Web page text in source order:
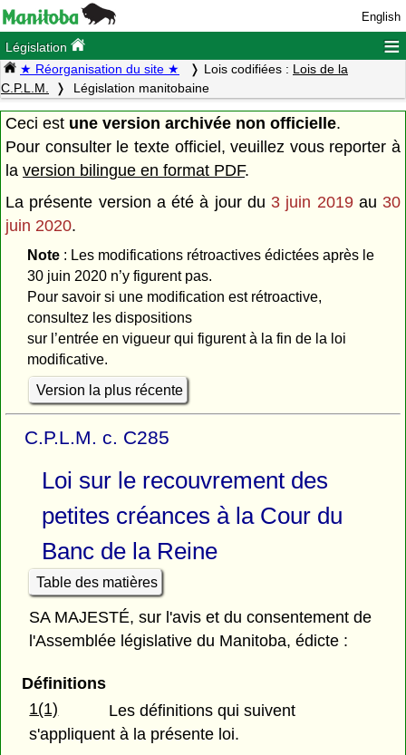
English
Législation ≡
★ Réorganisation du site ★ Lois codifiées : Lois de la
C.P.L.M.
Législation manitobaine
Ceci est une version archivée non officielle.
Pour consulter le texte officiel, veuillez vous reporter à
la version bilingue en format PDF.
La présente version a été à jour du 3 juin 2019au 30
juin 2020.
Note: Les modifications rétroactives édictées après le
30 juin 2020 n’y figurent pas.
Pour savoir si une modification est rétroactive,
consultez les dispositions
sur l’entrée en vigueur qui figurent à la fin de la loi
modificative.
Version la plus récente
C.P.L.M. c. C285
Loi sur le recouvrement des
petites créances à la Cour du
Banc de la Reine
Table des matières
SA MAJESTÉ, sur l'avis et du consentement de
l'Assemblée législative du Manitoba, édicte :
Définitions
1(1)
Les définitions qui suivent
s'appliquent à la présente loi.